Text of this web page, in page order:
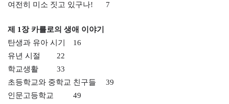
여전히 미소 짓고 있구나! 7
제 1장 카를로의 생애 이야기
탄생과 유아 시기
16
유년 시절
22
학교생활
33
초등학교와 중학교 친구들
39
인문고등학교
49